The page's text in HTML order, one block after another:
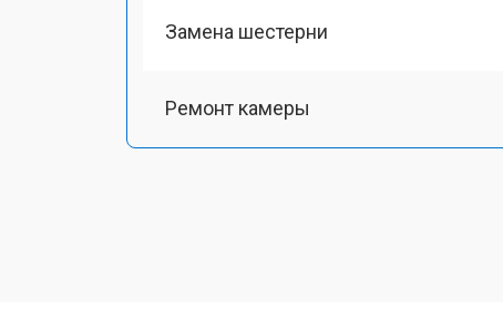
Замена шестерни
Ремонт камеры